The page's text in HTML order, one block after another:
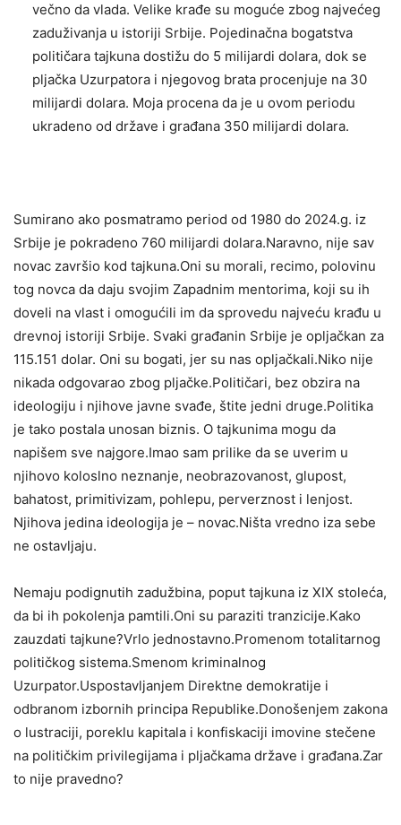
večno da vlada. Velike krađe su moguće zbog najvećeg
zaduživanja u istoriji Srbije. Pojedinačna bogatstva
političara tajkuna dostižu do 5 milijardi dolara, dok se
pljačka Uzurpatora i njegovog brata procenjuje na 30
milijardi dolara. Moja procena da je u ovom periodu
ukradeno od države i građana 350 milijardi dolara.
Sumirano ako posmatramo period od 1980 do 2024.g. iz
Srbije je pokradeno 760 milijardi dolara.Naravno, nije sav
novac završio kod tajkuna.Oni su morali, recimo, polovinu
tog novca da daju svojim Zapadnim mentorima, koji su ih
doveli na vlast i omogućili im da sprovedu najveću krađu u
drevnoj istoriji Srbije. Svaki građanin Srbije je opljačkan za
115.151 dolar. Oni su bogati, jer su nas opljačkali.Niko nije
nikada odgovarao zbog pljačke.Političari, bez obzira na
ideologiju i njihove javne svađe, štite jedni druge.Politika
je tako postala unosan biznis. O tajkunima mogu da
napišem sve najgore.Imao sam prilike da se uverim u
njihovo koloslno neznanje, neobrazovanost, glupost,
bahatost, primitivizam, pohlepu, perverznost i lenjost.
Njihova jedina ideologija je – novac.Ništa vredno iza sebe
ne ostavljaju.
Nemaju podignutih zadužbina, poput tajkuna iz XIX stoleća,
da bi ih pokolenja pamtili.Oni su paraziti tranzicije.Kako
zauzdati tajkune?Vrlo jednostavno.Promenom totalitarnog
političkog sistema.Smenom kriminalnog
Uzurpator.Uspostavljanjem Direktne demokratije i
odbranom izbornih principa Republike.Donošenjem zakona
o lustraciji, poreklu kapitala i konfiskaciji imovine stečene
na političkim privilegijama i pljačkama države i građana.Zar
to nije pravedno?